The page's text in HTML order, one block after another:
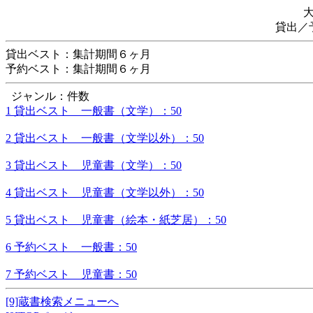
貸出／
貸出ベスト：集計期間６ヶ月
予約ベスト：集計期間６ヶ月
ジャンル：件数
1 貸出ベスト 一般書（文学）：50
2 貸出ベスト 一般書（文学以外）：50
3 貸出ベスト 児童書（文学）：50
4 貸出ベスト 児童書（文学以外）：50
5 貸出ベスト 児童書（絵本・紙芝居）：50
6 予約ベスト 一般書：50
7 予約ベスト 児童書：50
[9]蔵書検索メニューへ